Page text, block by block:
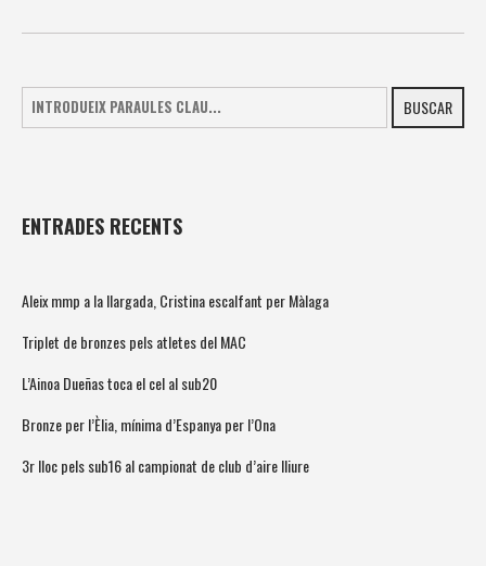
BUSCAR
ENTRADES RECENTS
Aleix mmp a la llargada, Cristina escalfant per Màlaga
Triplet de bronzes pels atletes del MAC
L’Ainoa Dueñas toca el cel al sub20
Bronze per l’Èlia, mínima d’Espanya per l’Ona
3r lloc pels sub16 al campionat de club d’aire lliure